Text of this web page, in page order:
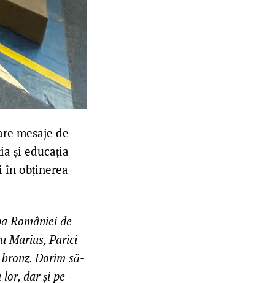
mesaje de
și educația
în obținerea
României de
Marius, Parici
Dorim să-
lor, dar și pe